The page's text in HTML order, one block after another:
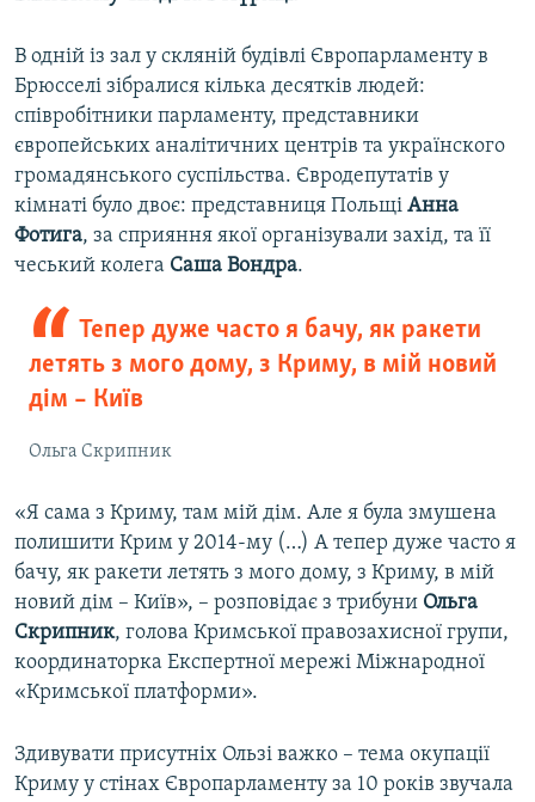
В одній із зал у скляній будівлі Європарламенту в
Брюсселі зібралися кілька десятків людей:
співробітники парламенту, представники
європейських аналітичних центрів та українского
громадянського суспільства. Євродепутатів у
кімнаті було двоє: представниця Польщі Анна
Фотига, за сприяння якої організували захід, та її
чеський колега Саша Вондра.
Тепер дуже часто я бачу, як ракети
летять з мого дому, з Криму, в мій новий
дім – Київ
Ольга Скрипник
«Я сама з Криму, там мій дім. Але я була змушена
полишити Крим у 2014-му (…) А тепер дуже часто я
бачу, як ракети летять з мого дому, з Криму, в мій
новий дім – Київ», – розповідає з трибуни Ольга
Скрипник, голова Кримської правозахисної групи,
координаторка Експертної мережі Міжнародної
«Кримської платформи».
Здивувати присутніх Ользі важко – тема окупації
Криму у стінах Європарламенту за 10 років звучала